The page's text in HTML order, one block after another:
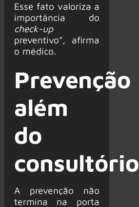
Esse fato valoriza a
importância do
check-up
preventivo”, afirma
o médico.
Prevenção
além
do
consultório
A prevenção não
termina na porta